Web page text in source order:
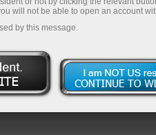
will not be able to open an account
by this message.